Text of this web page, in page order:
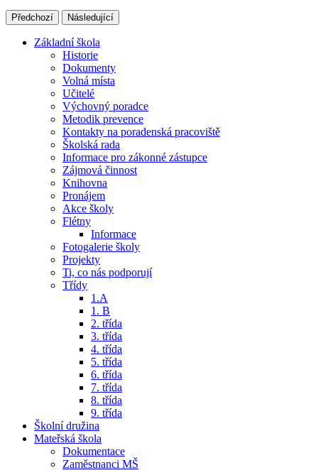
Předchozí Následující
Základní škola
Historie
Dokumenty
Volná místa
Učitelé
Výchovný poradce
Metodik prevence
Kontakty na poradenská pracoviště
Školská rada
Informace pro zákonné zástupce
Zájmová činnost
Knihovna
Pronájem
Akce školy
Flétny
Informace
Fotogalerie školy
Projekty
Ti, co nás podporují
Třídy
1.A
1. B
2. třída
3. třída
4. třída
5. třída
6. třída
7. třída
8. třída
9. třída
Školní družina
Mateřská škola
Dokumentace
Zaměstnanci MŠ